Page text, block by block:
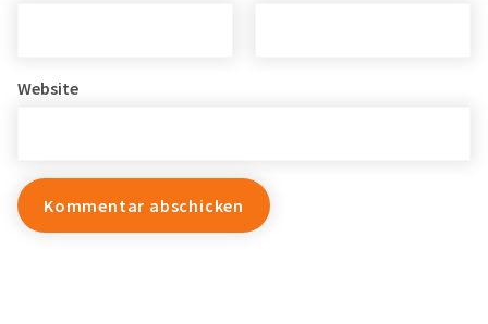
Website